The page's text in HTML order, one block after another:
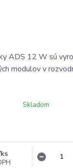
ADS 12 W sú
modulov v
Skladom
ks